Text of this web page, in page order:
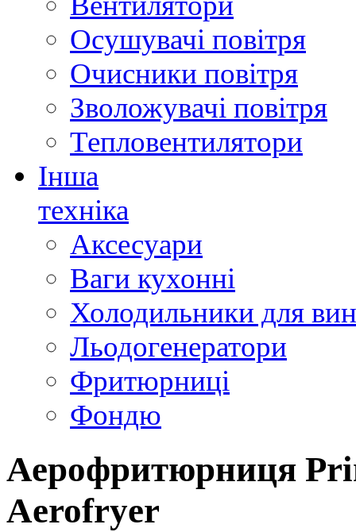
Осушувачі повітря
Очисники повітря
Зволожувачі повітря
Тепловентилятори
Інша
техніка
Аксесуари
Ваги кухонні
Холодильники для
Льодогенератори
Фритюрниці
Фондю
Аерофритюрниця
Aerofryer